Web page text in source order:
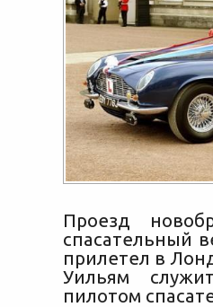
Проезд
спасательный
прилетел в
Уильям
пилотом